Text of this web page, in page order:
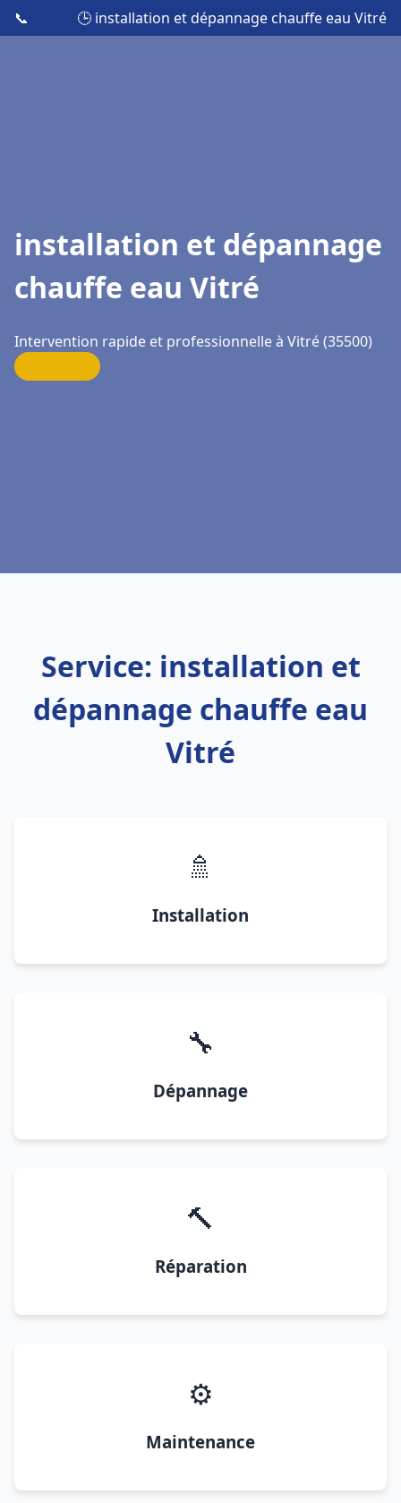
📞 🕒 installation et dépannage chauffe eau Vitré
installation et dépannage
chauffe eau Vitré
Intervention rapide et professionnelle à Vitré (35500)
Service: installation et
dépannage chauffe eau
Vitré
🚿
Installation
🔧
Dépannage
🔨
Réparation
⚙️
Maintenance